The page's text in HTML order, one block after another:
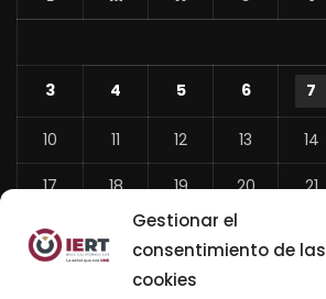
Gestionar el
consentimiento de las
cookies
3 4 5 6 7
10 11 12 13 14
17 18 19 20 21
24 26 27